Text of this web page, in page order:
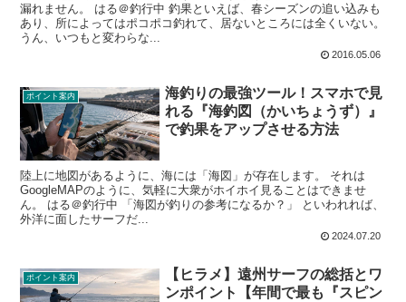
漏れません。 はる＠釣行中 釣果といえば、春シーズンの追い込みも
あり、所によってはポコポコ釣れて、居ないところには全くいない。
うん、いつもと変わらな...
2016.05.06
ポイント案内
海釣りの最強ツール！スマホで見
れる『海釣図（かいちょうず）』
で釣果をアップさせる方法
陸上に地図があるように、海には「海図」が存在します。 それは
GoogleMAPのように、気軽に大衆がホイホイ見ることはできませ
ん。 はる＠釣行中 「海図が釣りの参考になるか？」 といわれれば、
外洋に面したサーフだ...
2024.07.20
ポイント案内
【ヒラメ】遠州サーフの総括とワ
ンポイント【年間で最も『スピン